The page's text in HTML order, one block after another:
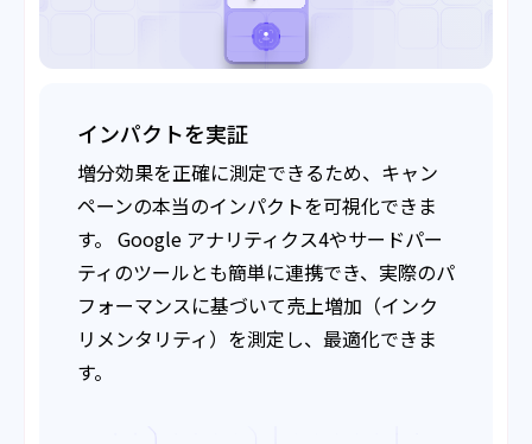
インパクトを実証
増分効果を正確に測定できるため、キャン
ペーンの本当のインパクトを可視化できま
す。 Google アナリティクス4やサードパー
ティのツールとも簡単に連携でき、実際のパ
フォーマンスに基づいて売上増加（インク
リメンタリティ）を測定し、最適化できま
す。